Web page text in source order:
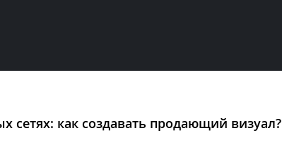
сетях: как создавать продающий визуал?